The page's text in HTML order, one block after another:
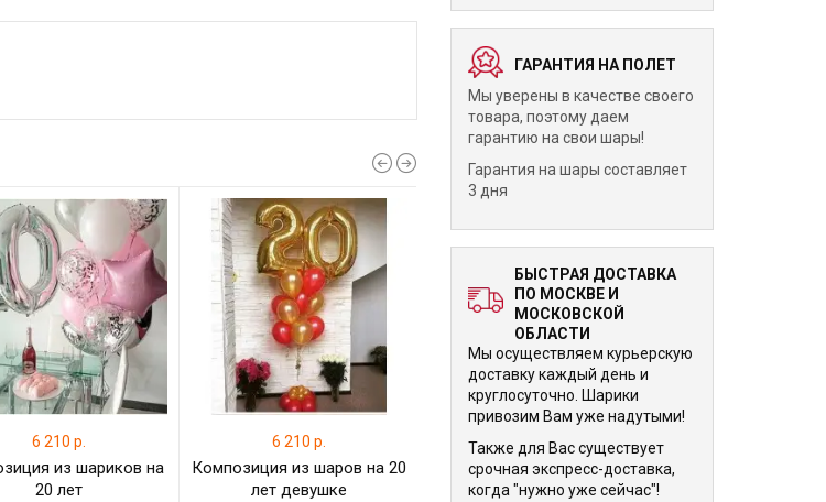
6 210 р.
из шариков на
20 лет
6 210 р.
Композиция из шаров на 20
лет девушке
6 210 р.
Набор из шаров
"Торжественный момент"
ГАРАНТИЯ НА ПОЛЕТ
Мы уверены в качестве своего
товара, поэтому даем
гарантию на свои шары!
Гарантия на шары составляет
3 дня
БЫСТРАЯ ДОСТАВКА
ПО МОСКВЕ И
МОСКОВСКОЙ
ОБЛАСТИ
Мы осуществляем курьерскую
доставку каждый день и
круглосуточно. Шарики
привозим Вам уже надутыми!
Также для Вас существует
срочная экспресс-доставка,
когда "нужно уже сейчас"!